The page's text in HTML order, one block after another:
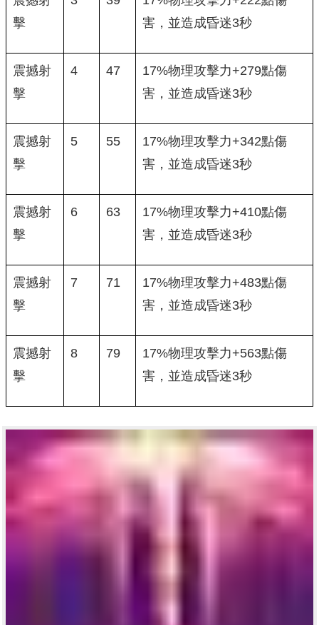
擊
害，並造成昏迷3秒
震撼射
擊
4 47
17%物理攻擊力+279點傷
害，並造成昏迷3秒
震撼射
擊
5 55
17%物理攻擊力+342點傷
害，並造成昏迷3秒
震撼射
擊
6 63
17%物理攻擊力+410點傷
害，並造成昏迷3秒
震撼射
擊
7 71
17%物理攻擊力+483點傷
害，並造成昏迷3秒
震撼射
擊
8 79
17%物理攻擊力+563點傷
害，並造成昏迷3秒